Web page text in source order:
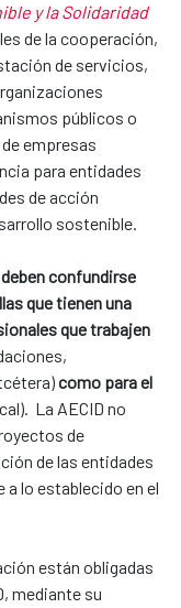
y la Solidaridad
de la cooperación,
de servicios,
públicos o
empresas
para entidades
de acción
sostenible.
confundirse
que tienen una
que trabajen
como para el
La AECID no
de
de las entidades
lo establecido en el
están obligadas
mediante su